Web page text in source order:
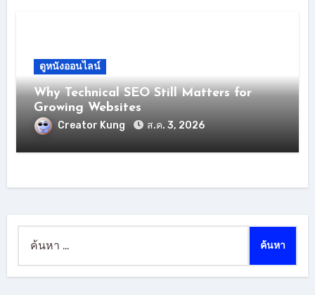
ดูหนังออนไลน์
Why Technical SEO Still Matters for
Growing Websites
Creator Kung ส.ค. 3, 2026
สำหรับ: